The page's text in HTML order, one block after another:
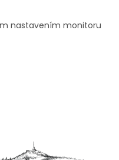
nastavením monitoru